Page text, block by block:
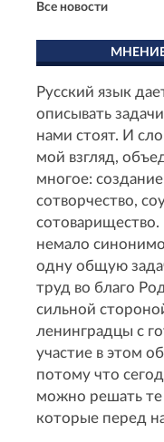
Все новости
Русский язык
описывать
нами стоят. И
мой взгляд,
многое:
сотворчество,
немало
одну общую
труд во благо
сильной
ленинградцы с
участие в этом
потому что
можно решать те
которые перед